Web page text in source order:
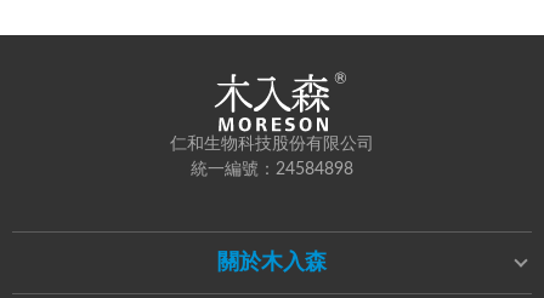
仁和生物科技股份有限公司
統一編號：24584898
關於木入森